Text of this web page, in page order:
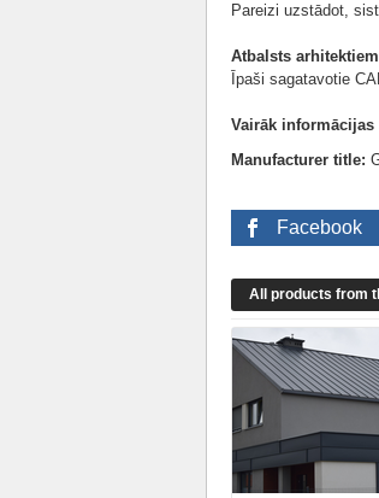
Pareizi uzstādot,
Atbalsts
Īpaši sagatavotie
Vairāk informācijas
Manufacturer title:
Facebook
All products from